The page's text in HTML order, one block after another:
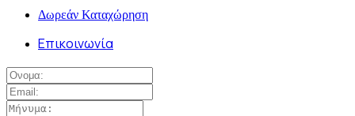
Δωρεάν Καταχώρηση
Επικοινωνία